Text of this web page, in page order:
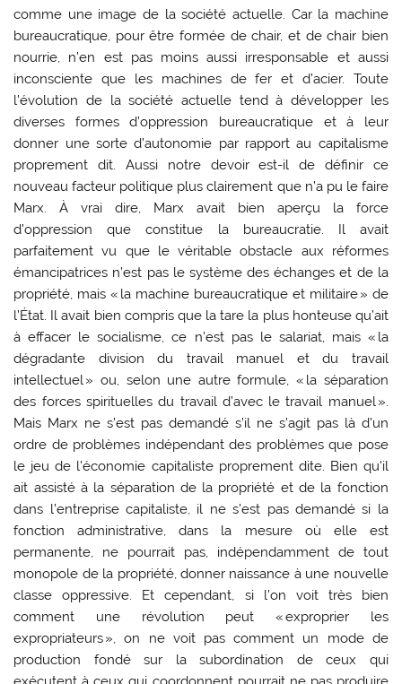
comme une image de la société actuelle. Car la machine
bureaucratique, pour être formée de chair, et de chair bien
nourrie, n’en est pas moins aussi irresponsable et aussi
inconsciente que les machines de fer et d’acier. Toute
l’évolution de la société actuelle tend à développer les
diverses formes d’oppression bureaucratique et à leur
donner une sorte d’autonomie par rapport au capitalisme
proprement dit. Aussi notre devoir est-il de définir ce
nouveau facteur politique plus clairement que n’a pu le faire
Marx. À vrai dire, Marx avait bien aperçu la force
d’oppression que constitue la bureaucratie. Il avait
parfaitement vu que le véritable obstacle aux réformes
émancipatrices n’est pas le système des échanges et de la
propriété, mais « la machine bureaucratique et militaire » de
l’État. Il avait bien compris que la tare la plus honteuse qu’ait
à effacer le socialisme, ce n’est pas le salariat, mais « la
dégradante division du travail manuel et du travail
intellectuel » ou, selon une autre formule, « la séparation
des forces spirituelles du travail d’avec le travail manuel ».
Mais Marx ne s’est pas demandé s’il ne s’agit pas là d’un
ordre de problèmes indépendant des problèmes que pose
le jeu de l’économie capitaliste proprement dite. Bien qu’il
ait assisté à la séparation de la propriété et de la fonction
dans l’entreprise capitaliste, il ne s’est pas demandé si la
fonction administrative, dans la mesure où elle est
permanente, ne pourrait pas, indépendamment de tout
monopole de la propriété, donner naissance à une nouvelle
classe oppressive. Et cependant, si l’on voit très bien
comment une révolution peut « exproprier les
expropriateurs », on ne voit pas comment un mode de
production fondé sur la subordination de ceux qui